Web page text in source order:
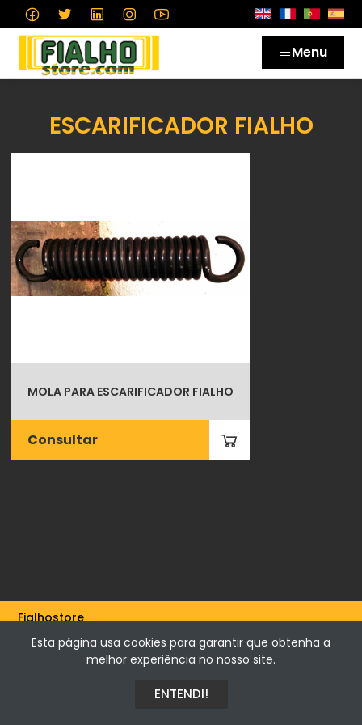
Menu
ESCARIFICADOR FIALHO
MOLA PARA ESCARIFICADOR FIALHO
Consultar
Fialhostore
Fialho & Irmão,Lda. | Horta de Barreiros 7005-208 Évora -
Portugal | NIF 500115206
Esta página usa cookies para garantir que obtenha a
melhor experiência no nosso site.
ENTENDI!